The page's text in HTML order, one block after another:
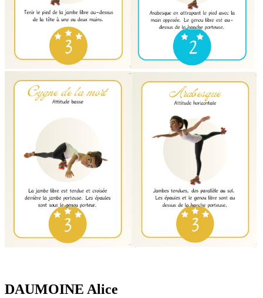
DAUMOINE Alice